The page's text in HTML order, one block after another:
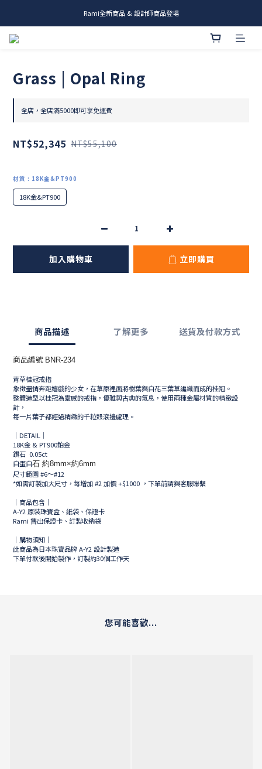
me.ie & A-Y2 新發售
Rami全新商品 & 設計師商品登場
Grass | Opal Ring
全店，全店滿5000即可享免運費
NT$52,345 NT$55,100
材質 : 18K金&PT900
18K金&PT900
加入購物車 立即購買
商品描述 了解更多 送貨及付款方式
商品編號 BNR-234
青草桂冠戒指
象徵盡情奔跑嬉戲的少女，在草原裡面將樹葉與白花三葉草編織而成的桂冠。
整體造型以桂冠為靈感的戒指，優雅與古典的氣息，使用兩種金屬材質的精緻設
計，
每一片葉子都經過精緻的千粒穀滾邊處理。
｜DETAIL｜
18K金 & PT900鉑金
鑽石 0.05ct
白蛋白石 約8mm×約6mm
尺寸範圍 #6～#12
*如需訂製加大尺寸，每增加 #2 加價 +$1000 ，下單前請與客服聯繫
｜商品包含｜
A-Y2 原裝珠寶盒、紙袋、保證卡
Rami 售出保證卡、訂製收納袋
｜購物須知｜
此商品為日本珠寶品牌 A-Y2 設計製造
下單付款後開始製作，訂製約30個工作天
您可能喜歡...